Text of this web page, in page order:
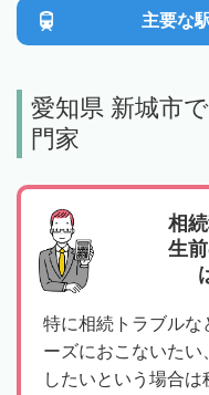
主要な
愛知県 新城市
門家
相
生
特に相続トラブルな
ーズにおこないた
したいという場合